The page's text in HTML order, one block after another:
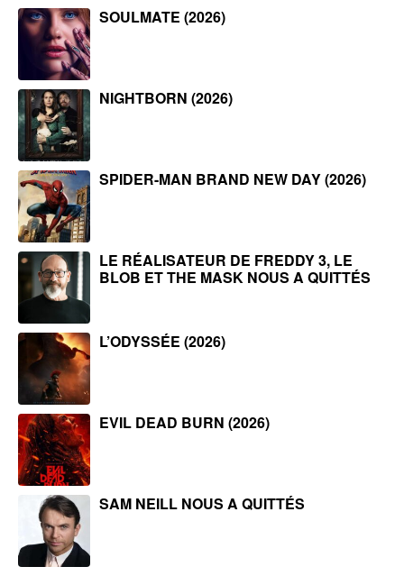
SOULMATE (2026)
NIGHTBORN (2026)
SPIDER-MAN BRAND NEW DAY (2026)
LE RÉALISATEUR DE FREDDY 3, LE
BLOB ET THE MASK NOUS A QUITTÉS
L’ODYSSÉE (2026)
EVIL DEAD BURN (2026)
SAM NEILL NOUS A QUITTÉS